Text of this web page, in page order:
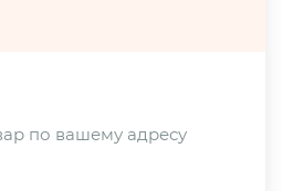
по вашему адресу